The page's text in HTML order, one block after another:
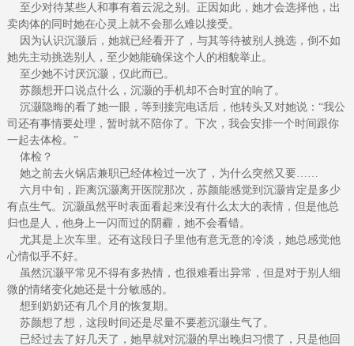
至少对待某些人和事有着云泥之别。正因如此，她才会选择他，出
卖肉体的同时她在心灵上就不会那么难以接受。
因为认识沉灏后，她就已经看开了，与其等待被别人挑选，倒不如
她先主动挑选别人，至少她能确保这个人的相貌举止。
至少她不讨厌沉灏，仅此而已。
苏颜想开口说点什么，沉灏的手机却不合时宜的响了。
沉灏隐晦的看了她一眼，等到接完电话后，他转头又对她说：“我公
司还有事情要处理，暂时就不陪你了。下次，我会安排一个时间跟你
一起去体检。”
体检？
她之前去火锅店兼职已经体检过一次了，为什么突然又要……
六月中旬，距离沉灏离开医院那次，苏颜能感觉到沉灏肯定是多少
有点生气。沉灏虽然平时表面看起来没有什么太大的表情，但是他总
归也是人，他身上一闪而过的阴霾，她不会看错。
尤其是上次车里。还有这段日子里他有意无意的冷淡，她总感觉他
心情似乎不好。
虽然沉灏平常见不得有多热情，也很难看出异常，但是对于别人细
微的情绪变化她还是十分敏感的。
想到奶奶还有几个月的恢复期。
苏颜想了想，这段时间还是尽量不要惹沉灏生气了。
已经过去了好几天了，她早就对沉灏的早出晚归习惯了，只是他回